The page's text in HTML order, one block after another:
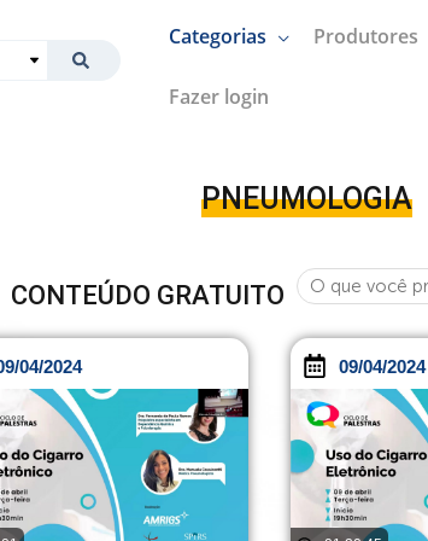
Categorias Produtores
Fazer login
PNEUMOLOGIA
CONTEÚDO GRATUITO
04/2024 09/04/2024